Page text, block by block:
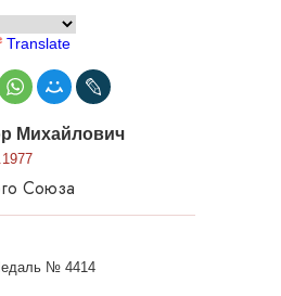
Translate
Михайлович
Союза
№ 4414